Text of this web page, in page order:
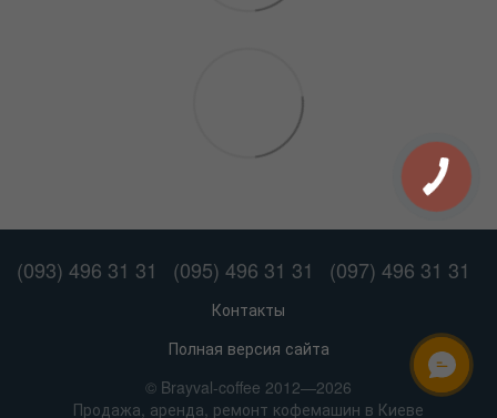
(093) 496 31 31 (095) 496 31 31 (097) 496 31 31
Контакты
Полная версия сайта
© Brayval-coffee 2012—2026
Продажа, аренда, ремонт кофемашин в Киеве
ОНЛАЙН ЧАТ